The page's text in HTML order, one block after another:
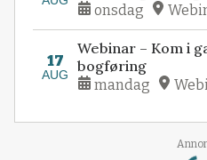
onsdag
17
AUG
Webinar – Kom i
bogføring
mandag